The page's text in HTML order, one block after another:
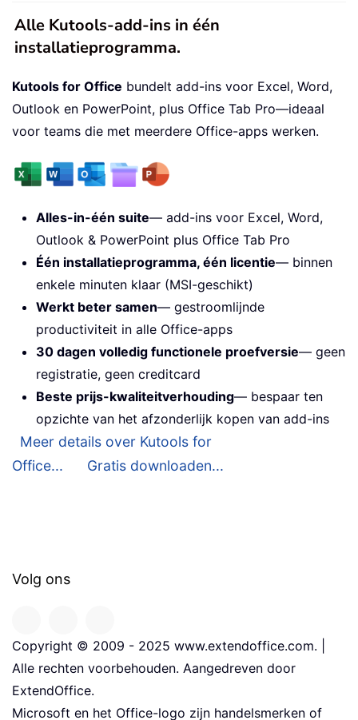
Alle Kutools-add-ins in één
installatieprogramma.
Kutools for Office bundelt add-ins voor Excel, Word,
Outlook en PowerPoint, plus Office Tab Pro—ideaal
voor teams die met meerdere Office-apps werken.
Alles-in-één suite— add-ins voor Excel, Word,
Outlook & PowerPoint plus Office Tab Pro
Één installatieprogramma, één licentie— binnen
enkele minuten klaar (MSI-geschikt)
Werkt beter samen— gestroomlijnde
productiviteit in alle Office-apps
30 dagen volledig functionele proefversie— geen
registratie, geen creditcard
Beste prijs-kwaliteitverhouding— bespaar ten
opzichte van het afzonderlijk kopen van add-ins
Meer details over Kutools for
Office...
Gratis downloaden...
Volg ons
Copyright © 2009 - 2025 www.extendoffice.com. |
Alle rechten voorbehouden. Aangedreven door
ExtendOffice.
Microsoft en het Office-logo zijn handelsmerken of